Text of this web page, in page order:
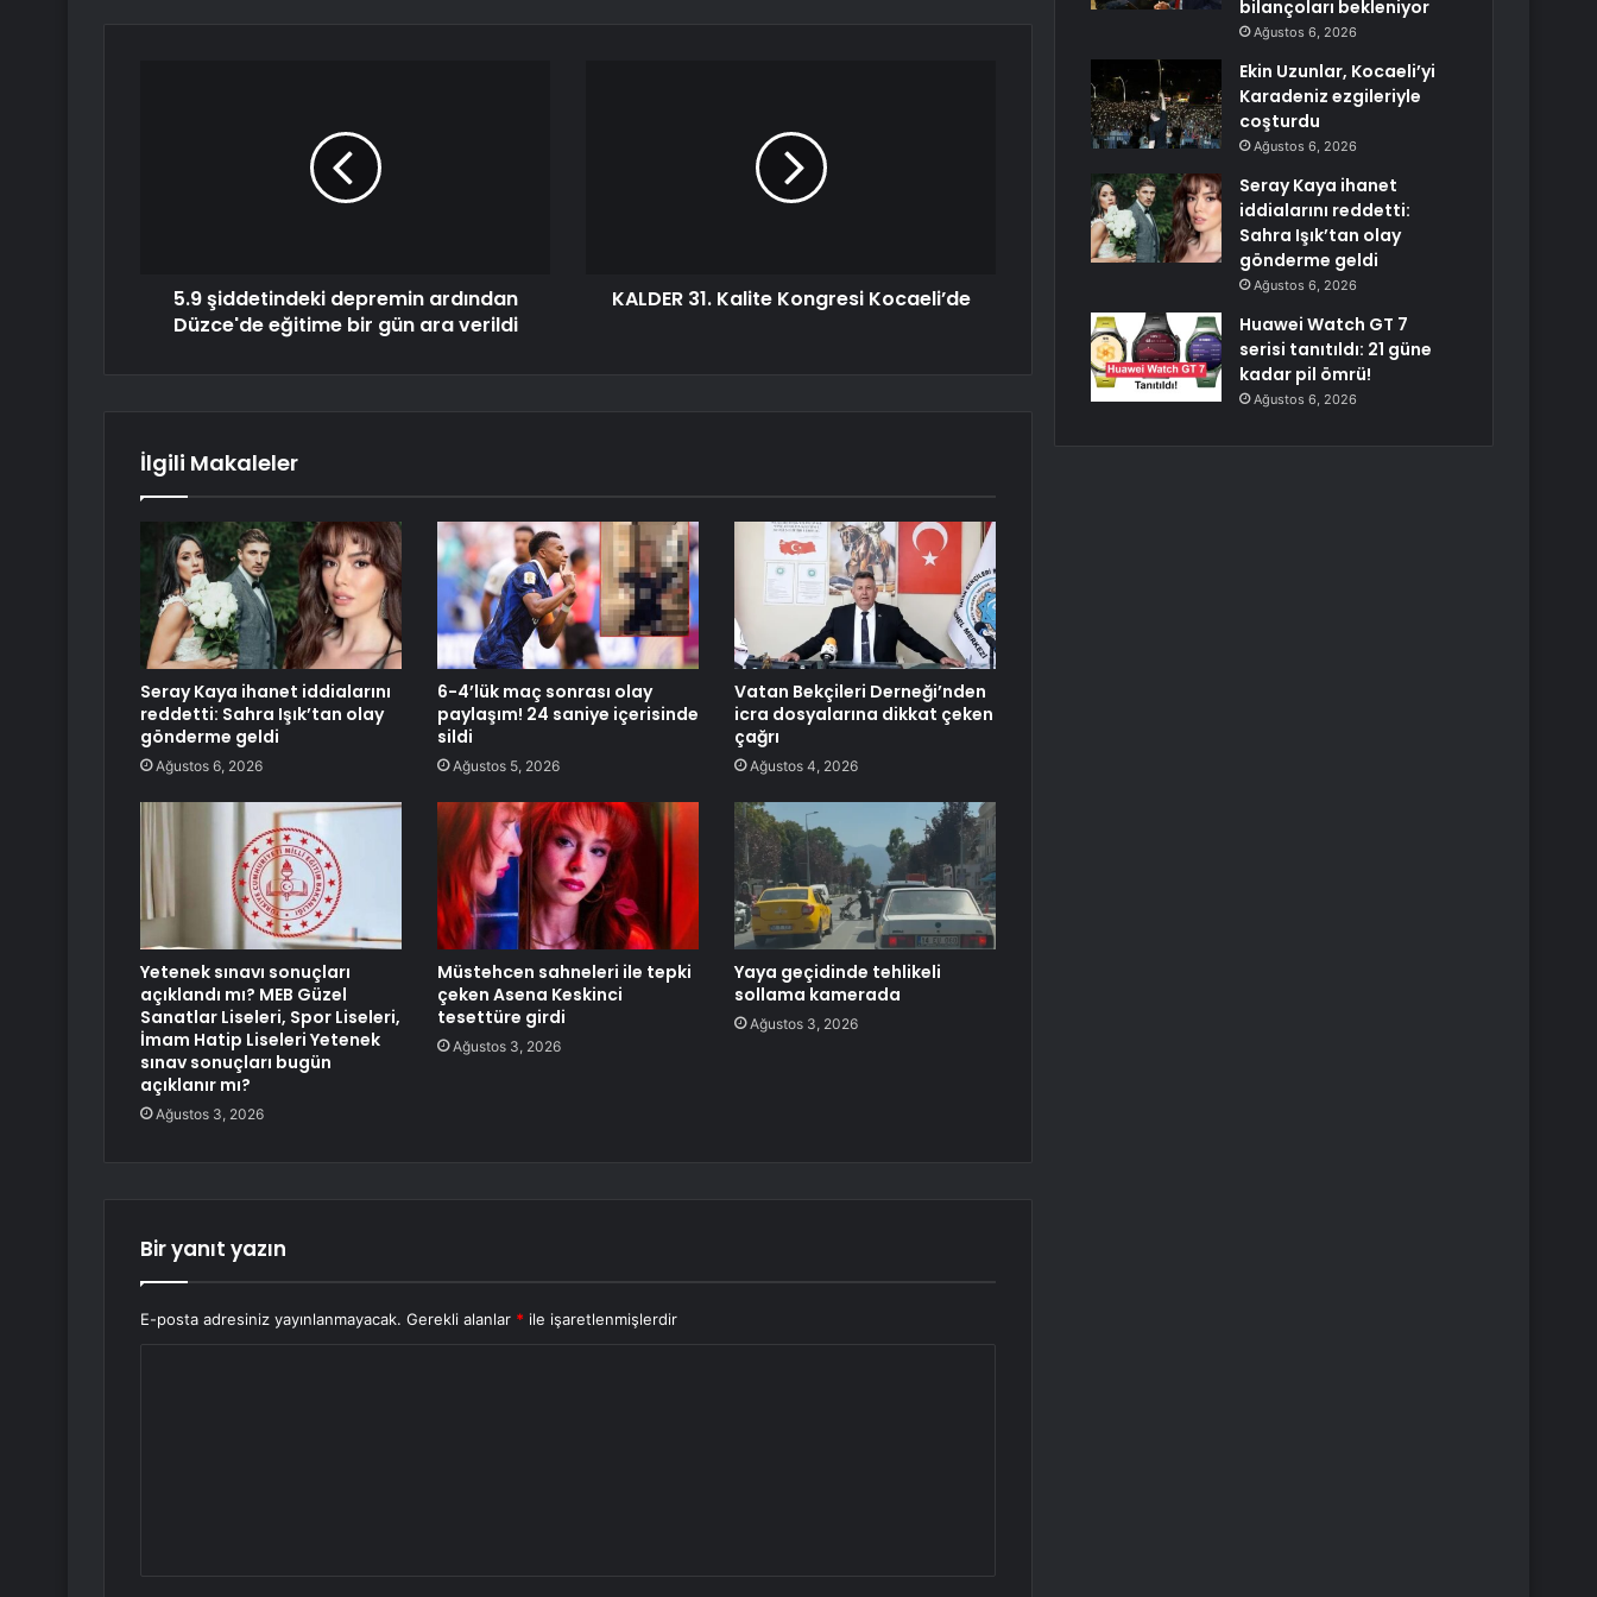
5.9 şiddetindeki depremin ardından
Düzce'de eğitime bir gün ara verildi
KALDER 31. Kalite Kongresi Kocaeli’de
İlgili Makaleler
Seray Kaya ihanet iddialarını
reddetti: Sahra Işık’tan olay
gönderme geldi
Ağustos 6, 2026
6-4’lük maç sonrası olay
paylaşım! 24 saniye içerisinde
sildi
Ağustos 5, 2026
Vatan Bekçileri Derneği’nden
icra dosyalarına dikkat çeken
çağrı
Ağustos 4, 2026
Yetenek sınavı sonuçları
açıklandı mı? MEB Güzel
Sanatlar Liseleri, Spor Liseleri,
İmam Hatip Liseleri Yetenek
sınav sonuçları bugün
açıklanır mı?
Ağustos 3, 2026
Müstehcen sahneleri ile tepki
çeken Asena Keskinci
tesettüre girdi
Ağustos 3, 2026
Yaya geçidinde tehlikeli
sollama kamerada
Ağustos 3, 2026
Bir yanıt yazın
E-posta adresiniz yayınlanmayacak. Gerekli alanlar * ile işaretlenmişlerdir
bilançoları bekleniyor
Ağustos 6, 2026
Ekin Uzunlar, Kocaeli’yi
Karadeniz ezgileriyle
coşturdu
Ağustos 6, 2026
Seray Kaya ihanet
iddialarını reddetti:
Sahra Işık’tan olay
gönderme geldi
Ağustos 6, 2026
Huawei Watch GT 7
serisi tanıtıldı: 21 güne
kadar pil ömrü!
Ağustos 6, 2026